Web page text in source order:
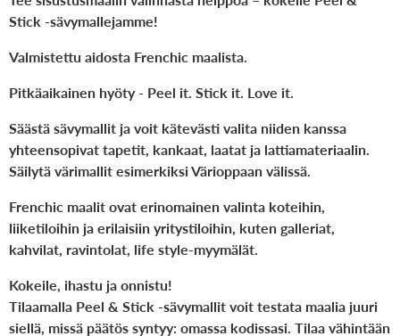
Stick -sävymallejamme!
Valmistettu aidosta Frenchic maalista.
Pitkäaikainen hyöty - Peel it. Stick it. Love it.
Säästä sävymallit ja voit kätevästi valita niiden kanssa
yhteensopivat tapetit, kankaat, laatat ja lattiamateriaalin.
Säilytä värimallit esimerkiksi Värioppaan välissä.
Frenchic maalit ovat erinomainen valinta koteihin,
liiketiloihin ja erilaisiin yritystiloihin, kuten galleriat,
kahvilat, ravintolat, life style-myymälät.
Kokeile, ihastu ja onnistu!
Tilaamalla Peel & Stick -sävymallit voit testata maalia juuri
siellä, missä päätös syntyy: omassa kodissasi. Tilaa vähintään